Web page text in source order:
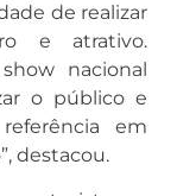
de realizar
e atrativo.
nacional
o público e
em
destacou.